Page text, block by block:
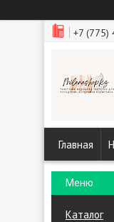
+7 (775)
Главная
Каталог